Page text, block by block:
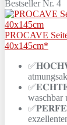
Bestseller Nr. 4
PROCAVE
40x145cm*
waschbar